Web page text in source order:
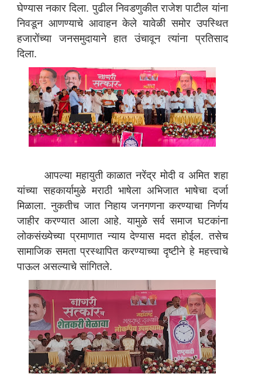
घेण्यास नकार दिला. पुढील निवडणुकीत राजेश पाटील यांना
निवडून आणण्याचे आवाहन केले यावेळी समोर उपस्थित
हजारोंच्या जनसमुदायाने हात उंचावून त्यांना प्रतिसाद
दिला.
आपल्या महायुती काळात नरेंद्र मोदी व अमित शहा
यांच्या सहकार्यामुळे मराठी भाषेला अभिजात भाषेचा दर्जा
मिळाला. नुकतीच जात निहाय जनगणना करण्याचा निर्णय
जाहीर करण्यात आला आहे. यामुळे सर्व समाज घटकांना
लोकसंख्येच्या प्रमाणात न्याय देण्यास मदत होईल. तसेच
सामाजिक समता प्रस्थापित करण्याच्या दृष्टीने हे महत्त्वाचे
पाऊल असल्याचे सांगितले.